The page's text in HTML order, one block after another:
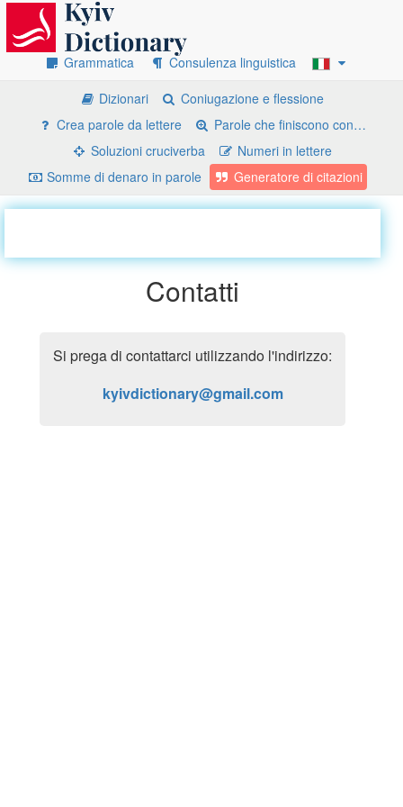
Grammatica
Consulenza linguistica
Dizionari
Coniugazione e flessione
Crea parole da lettere
Parole che finiscono con…
Soluzioni cruciverba
Numeri in lettere
Somme di denaro in parole
Generatore di citazioni
Contatti
Si prega di contattarci utilizzando l'indirizzo:
kyivdictionary@gmail.com